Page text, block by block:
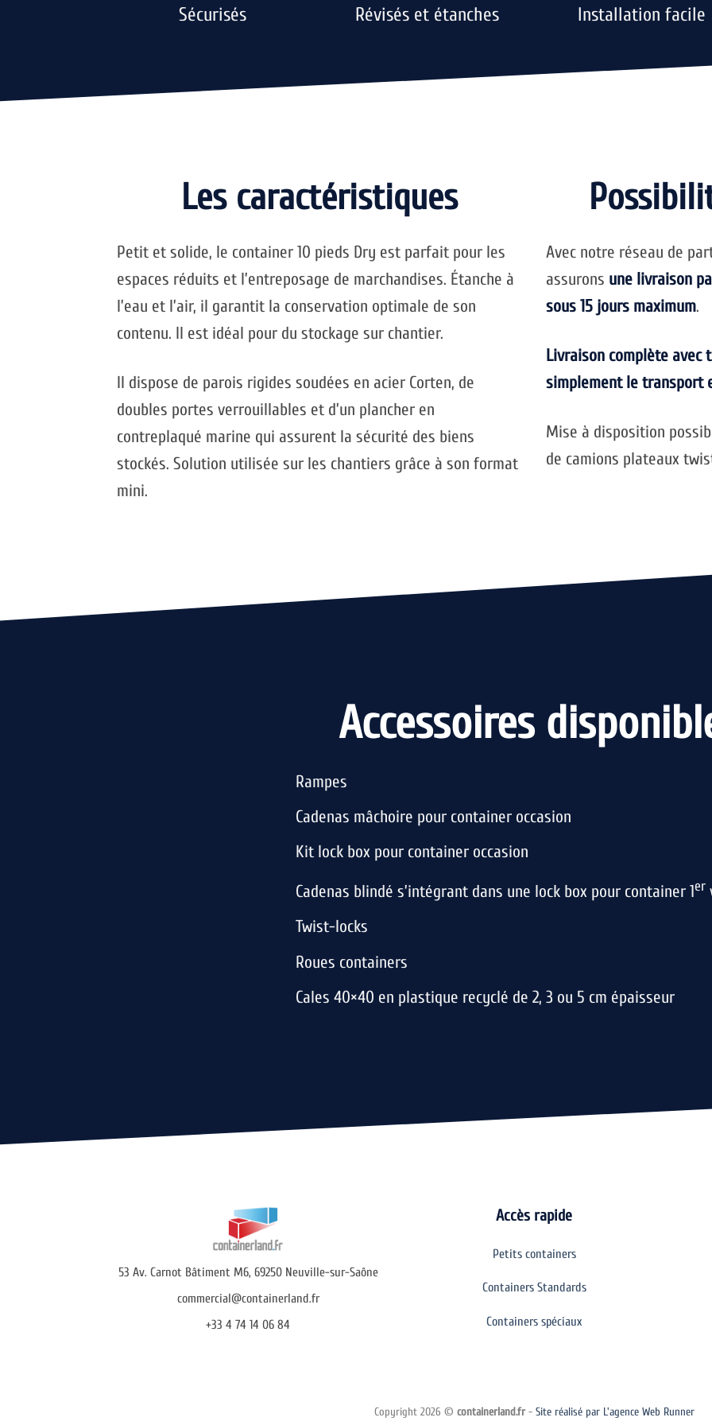
Sécurisés Révisés et étanches Installation facile
Les caractéristiques
Petit et solide, le container 10 pieds Dry est parfait pour les
espaces réduits et l’entreposage de marchandises. Étanche à
l’eau et l’air, il garantit la conservation optimale de son
contenu. Il est idéal pour du stockage sur chantier.
Il dispose de parois rigides soudées en acier Corten, de
doubles portes verrouillables et d’un plancher en
contreplaqué marine qui assurent la sécurité des biens
stockés. Solution utilisée sur les chantiers grâce à son format
mini.
Avec notre réseau de
assurons une livraison
sous 15 jours maximum.
Livraison complète avec
simplement le transport
Mise à disposition
de camions plateaux
Accessoires
Rampes
Cadenas mâchoire pour container occasion
Kit lock box pour container occasion
Cadenas blindé s’intégrant dans une lock box pour container 1er
Twist-locks
Roues containers
Cales 40×40 en plastique recyclé de 2, 3 ou 5 cm épaisseur
53 Av. Carnot Bâtiment M6, 69250 Neuville-sur-Saône
commercial@containerland.fr
+33 4 74 14 06 84
Accès rapide
Petits containers
Containers Standards
Containers spéciaux
Copyright 2026 © containerland.fr- Site réalisé par L'agence Web Runner